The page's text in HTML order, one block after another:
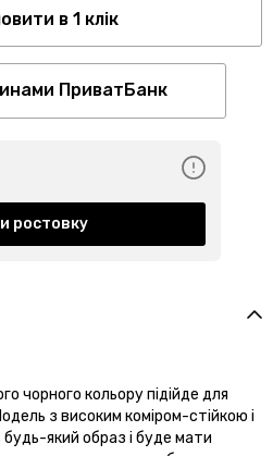
в 1 клік
ПриватБанк
ростовку
чорного кольору підійде для
з високим коміром-стійкою і
який образ і буде мати